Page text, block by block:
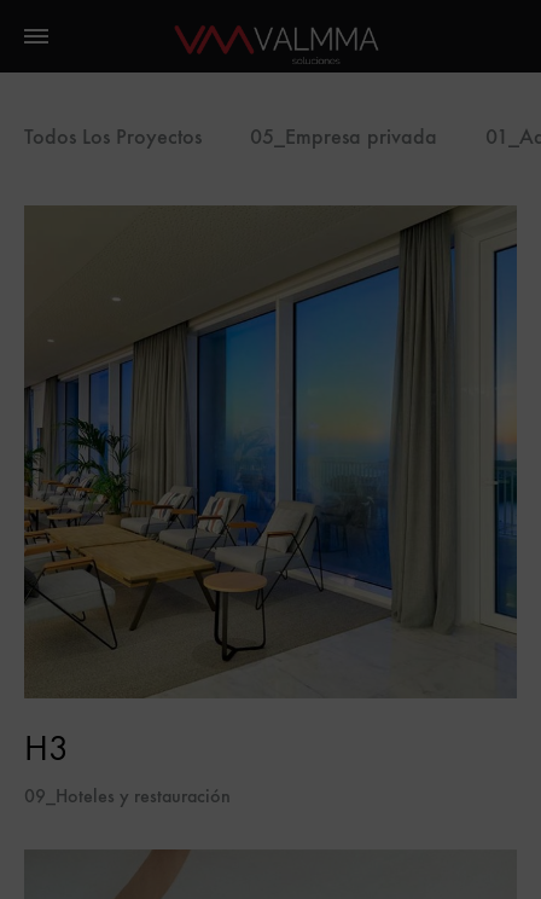
Todos Los Proyectos 05_Empresa privada
H3
09_Hoteles y restauración